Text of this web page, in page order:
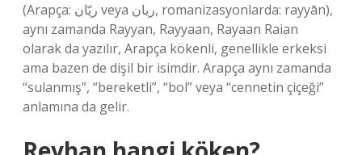
(Arapça: ريّان veya ريان, romanizasyonlarda: rayyān),
aynı zamanda Rayyan, Rayyaan, Rayaan Raian
olarak da yazılır, Arapça kökenli, genellikle erkeksi
ama bazen de dişil bir isimdir. Arapça aynı zamanda
“sulanmış”, “bereketli”, “bol” veya “cennetin çiçeği”
anlamına da gelir.